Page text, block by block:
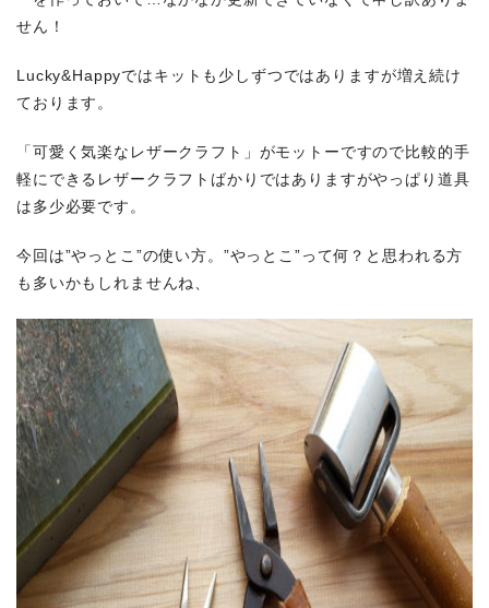
せん！
Lucky&Happyではキットも少しずつではありますが増え続け
ております。
「可愛く気楽なレザークラフト」がモットーですので比較的手
軽にできるレザークラフトばかりではありますがやっぱり道具
は多少必要です。
今回は”やっとこ”の使い方。”やっとこ”って何？と思われる方
も多いかもしれませんね、